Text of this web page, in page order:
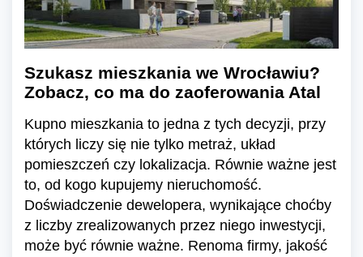
Szukasz mieszkania we Wrocławiu?
Zobacz, co ma do zaoferowania Atal
Kupno mieszkania to jedna z tych decyzji, przy
których liczy się nie tylko metraż, układ
pomieszczeń czy lokalizacja. Równie ważne jest
to, od kogo kupujemy nieruchomość.
Doświadczenie dewelopera, wynikające choćby
z liczby zrealizowanych przez niego inwestycji,
może być równie ważne. Renoma firmy, jakość